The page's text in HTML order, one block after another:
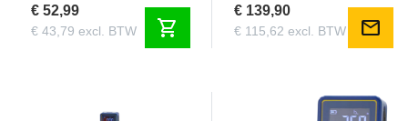
€ 52,99
€ 43,79 excl. BTW shopping_cart
€ 139,90
€ 115,62 excl. BTW mail